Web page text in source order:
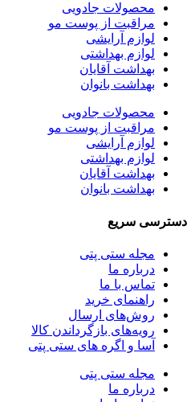
محصولات جادویی
مراقبت از پوست مو
لوازم آرایشی
لوازم بهداشتی
بهداشت آقایان
بهداشت بانوان
محصولات جادویی
مراقبت از پوست مو
لوازم آرایشی
لوازم بهداشتی
بهداشت آقایان
بهداشت بانوان
دسترسی سریع
مجله ستی پتی
درباره ما
تماس با ما
راهنمای خرید
روش‌های ارسال
رویه‌های بازگرداندن کالا
آسا و اگره های ستی پتی
مجله ستی پتی
درباره ما